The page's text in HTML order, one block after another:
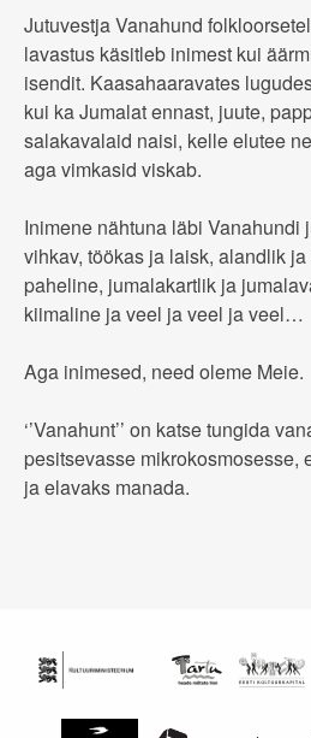
Jutuvestja Vanahund
lavastus käsitleb inimest kui
isendit. Kaasahaaravates
kui ka Jumalat ennast, juute,
salakavalaid naisi, kelle elutee
aga vimkasid viskab.
Inimene nähtuna läbi Vanahundi
vihkav, töökas ja laisk, alandlik
paheline, jumalakartlik ja
kiimaline ja veel ja veel ja veel…
Aga inimesed, need oleme Meie.
‘’Vanahunt’’ on katse tungida
pesitsevasse mikrokosmosesse,
ja elavaks manada.